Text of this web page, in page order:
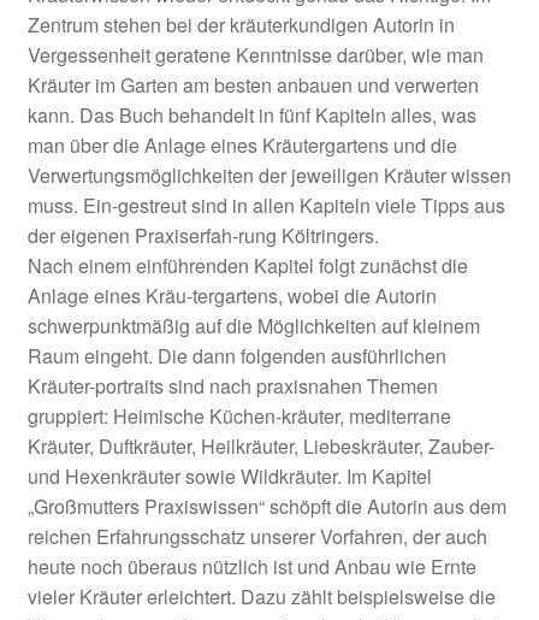
Zentrum stehen bei der kräuterkundigen Autorin in
Vergessenheit geratene Kenntnisse darüber, wie man
Kräuter im Garten am besten anbauen und verwerten
kann. Das Buch behandelt in fünf Kapiteln alles, was
man über die Anlage eines Kräutergartens und die
Verwertungsmöglichkeiten der jeweiligen Kräuter wissen
muss. Ein-gestreut sind in allen Kapiteln viele Tipps aus
der eigenen Praxiserfah-rung Költringers.
Nach einem einführenden Kapitel folgt zunächst die
Anlage eines Kräu-tergartens, wobei die Autorin
schwerpunktmäßig auf die Möglichkeiten auf kleinem
Raum eingeht. Die dann folgenden ausführlichen
Kräuter-portraits sind nach praxisnahen Themen
gruppiert: Heimische Küchen-kräuter, mediterrane
Kräuter, Duftkräuter, Heilkräuter, Liebeskräuter, Zauber-
und Hexenkräuter sowie Wildkräuter. Im Kapitel
„Großmutters Praxiswissen“ schöpft die Autorin aus dem
reichen Erfahrungsschatz unserer Vorfahren, der auch
heute noch überaus nützlich ist und Anbau wie Ernte
vieler Kräuter erleichtert. Dazu zählt beispielsweise die